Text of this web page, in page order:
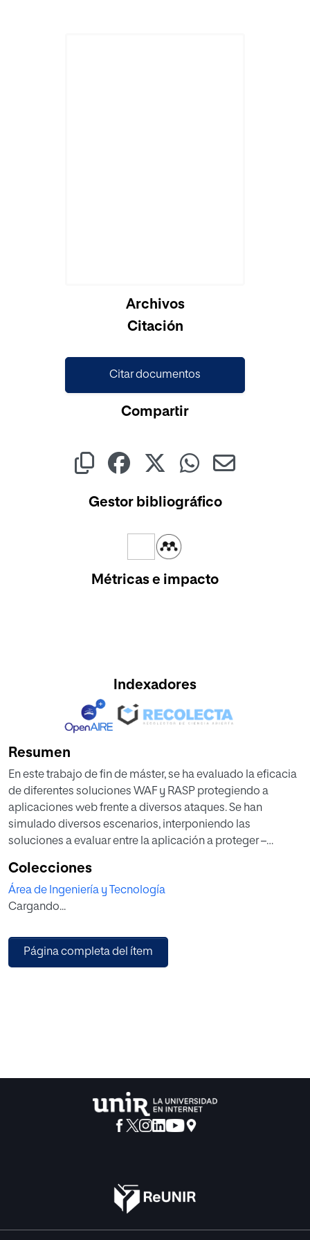
Archivos
Citación
Citar documentos
Compartir
Gestor bibliográfico
Métricas e impacto
Indexadores
Resumen
En este trabajo de fin de máster, se ha evaluado la eficacia
de diferentes soluciones WAF y RASP protegiendo a
aplicaciones web frente a diversos ataques. Se han
simulado diversos escenarios, interponiendo las
soluciones a evaluar entre la aplicación a proteger –
atacante.
Los resultados producidos por las distintas soluciones, se
han analizado mediante diversas métricas y se han
Del análisis de los resultados obtenidos se concluye la
superioridad de las soluciones RASP frente a WAF en la
Colecciones
Área de Ingeniería y Tecnología
Cargando...
Página completa del ítem